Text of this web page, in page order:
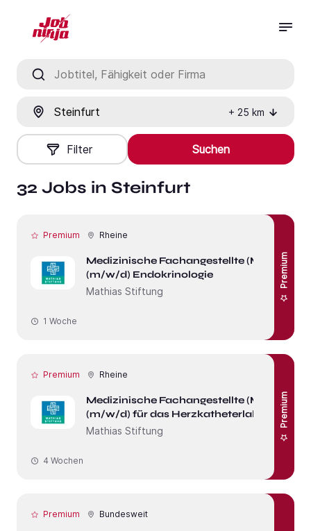
+ 25 km
Filter Suchen
32 Jobs in Steinfurt
Premium Rheine
Medizinische Fachangestellte (MFA)
(m/w/d) Endokrinologie
Mathias Stiftung
Premium
1 Woche
Premium Rheine
Medizinische Fachangestellte (MFA)
(m/w/d) für das Herzkatheterlabor
Mathias Stiftung
Premium
4 Wochen
Premium Bundesweit